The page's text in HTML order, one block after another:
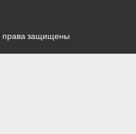
права защищены